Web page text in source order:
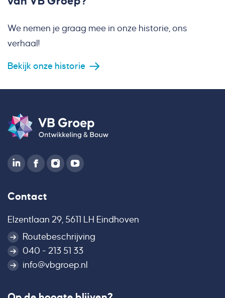
We nemen je graag mee in onze historie, ons
verhaal!
Bekijk onze historie
Contact
Elzentlaan 29, 5611 LH Eindhoven
Routebeschrijving
040 - 213 51 33
info@vbgroep.nl